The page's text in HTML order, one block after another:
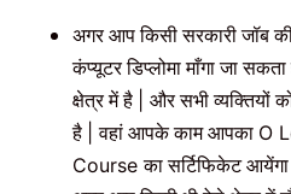
अगर आप किसी सरकारी जॉब
कंप्यूटर डिप्लोमा माँगा जा
क्षेत्र में है
और सभी व्यक्तियों
है
|वहां आपके काम आपका O
Courseका सर्टिफिकेट आयेंगा